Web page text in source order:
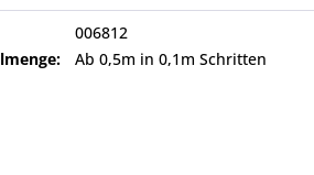
006812
Ab 0,5m in 0,1m Schritten